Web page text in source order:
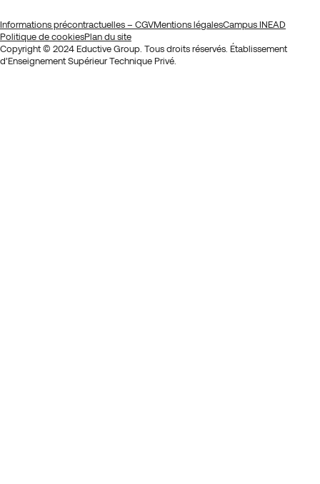
Informations précontractuelles – CGVMentions légalesCampus INEAD
Politique de cookiesPlan du site
Copyright © 2024 Eductive Group. Tous droits réservés. Établissement
d’Enseignement Supérieur Technique Privé.